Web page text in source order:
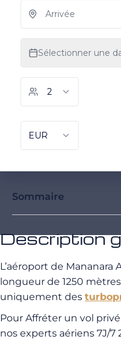
Sommaire
Description
L’aéroport de Mananara
longueur de 1250
uniquement des
Pour Affréter un vol
nos experts aériens 7J/7